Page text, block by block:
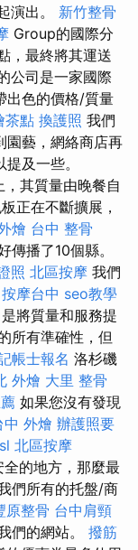
演出。 新竹整骨
Group的國際分
，最終將其運送
公司是一家國際
出色的價格/質量
茶點 換護照 我們
園藝，網絡商店再
及一些。
其質量由晚餐自
正在不斷擴展，
燴 台中 整骨
播了10個縣。
照 北區按摩 我們
按摩台中 seo教學
將質量和服務提
所有準確性，但
帳士報名 洛杉磯
外燴 大里 整骨
如果您沒有發現
中 外燴 辦護照要
北區按摩
的地方，那麼最
們所有的托盤/商
原整骨 台中肩頸
們的網站。 撥筋